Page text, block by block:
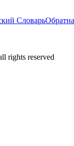
Словарь
rights reserved